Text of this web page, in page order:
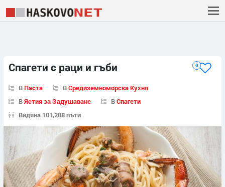
Спагети с раци и гъби 0
ВПаста ВСредиземноморска Кухня
ВЯстия за Задушаване ВСпагети
Видяна 101,208 пъти